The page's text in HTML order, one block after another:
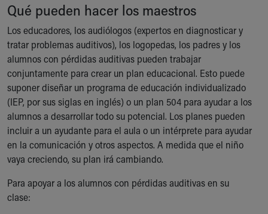
Our Leadership
Quality and Patient Safety
Unity and Engagement
Women's Board
Our History
More childhood, please.™
Cincinnati Children's
Your Visit
MyChart Telehealth Visits
Directions
Doggie Brigade
During Your Visit
Financial Services
Rest Accommodations
Qué pueden hacer los maestros
Los educadores, los audiólogos (expertos en diagnosticar y
tratar problemas auditivos), los logopedas, los padres y los
alumnos con pérdidas auditivas pueden trabajar
conjuntamente para crear un plan educacional. Esto puede
suponer diseñar un programa de educación individualizado
(IEP, por sus siglas en inglés) o un plan 504 para ayudar a los
alumnos a desarrollar todo su potencial. Los planes pueden
incluir a un ayudante para el aula o un intérprete para ayudar
en la comunicación y otros aspectos. A medida que el niño
vaya creciendo, su plan irá cambiando.
Para apoyar a los alumnos con pérdidas auditivas en su
clase: